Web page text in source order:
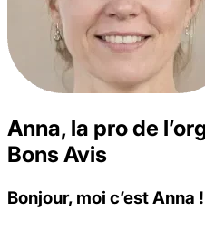
Anna, la pro de
Bons Avis
Bonjour, moi c’est Anna